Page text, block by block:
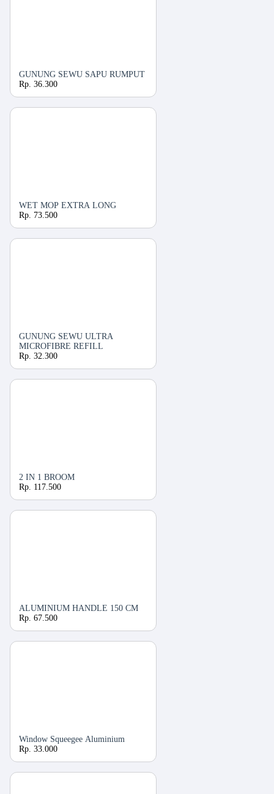
GUNUNG SEWU SAPU RUMPUT
Rp. 36.300
WET MOP EXTRA LONG
Rp. 73.500
GUNUNG SEWU ULTRA
MICROFIBRE REFILL
Rp. 32.300
2 IN 1 BROOM
Rp. 117.500
ALUMINIUM HANDLE 150 CM
Rp. 67.500
Window Squeegee Aluminium
Rp. 33.000